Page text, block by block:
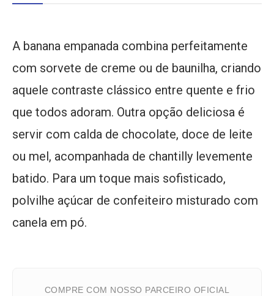
A banana empanada combina perfeitamente
com sorvete de creme ou de baunilha, criando
aquele contraste clássico entre quente e frio
que todos adoram. Outra opção deliciosa é
servir com calda de chocolate, doce de leite
ou mel, acompanhada de chantilly levemente
batido. Para um toque mais sofisticado,
polvilhe açúcar de confeiteiro misturado com
canela em pó.
COMPRE COM NOSSO PARCEIRO OFICIAL